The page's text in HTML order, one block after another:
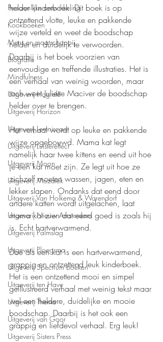
Persoonlijke ontwikkeling
Kookboeken
Mens en maatschappij
Biografie
Mindfulness
Uitgeverij Hogrefe
Uitgeverij Horizon
Uitgeverij Lemniscaat
Uitgeverij Luistereffect
Uitgeverij Moon
Uitgeverij Mozaïek
Uitgeverij Van Holkema & Warendorf
Uitgeverij Nieuw Amsterdam
Uitgeverij Palmslag
Uitgeverij Ploegsma
Uitgeverij Spectrum boeken
Uitgeverij ten Have
Uitgeverij Thema
Uitgeverij van Goor
Uitgeverij Sisters Press
helder kinderboek. Dit boek is op
ontzettend vlotte, leuke en pakkende
wijze verteld en weet de boodschap
helder en duidelijk te verwoorden.
Daarbij is het boek voorzien van
eenvoudige en treffende illustraties. Het is
een verhaal van weinig woorden, maar
toch weet Juliette Maciver de boodschap
helder over te brengen.
Het verhaal wordt op leuke en pakkende
wijze opgebouwd. Mama kat legt
namelijk haar twee kittens en eend uit hoe
je een kat moet zijn. Ze legt uit hoe ze
zichzelf moeten wassen, jagen, eten en
lekker slapen. Ondanks dat eend door
andere katten wordt uitgelachen, laat
mama kat zien dat eend goed is zoals hij
is. Echt hartverwarmend.
Doe als een kat is een hartverwarmend,
grappig en ontzettend leuk kinderboek.
Het is een ontzettend mooi en simpel
geïllustreerd verhaal met weinig tekst maar
wel een heldere, duidelijke en mooie
boodschap. Daarbij is het ook een
grappig en liefdevol verhaal. Erg leuk!